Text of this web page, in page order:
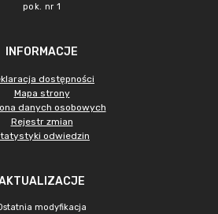
pok. nr 1
INFORMACJE
dostępności
Mapa strony
danych osobowych
Rejestr zmian
odwiedzin
modyfikacja